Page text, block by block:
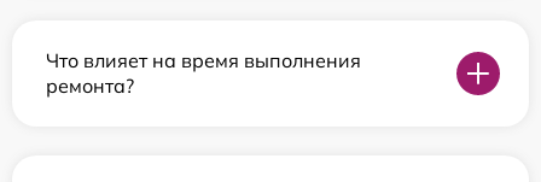
Что влияет на время выполнения
ремонта?